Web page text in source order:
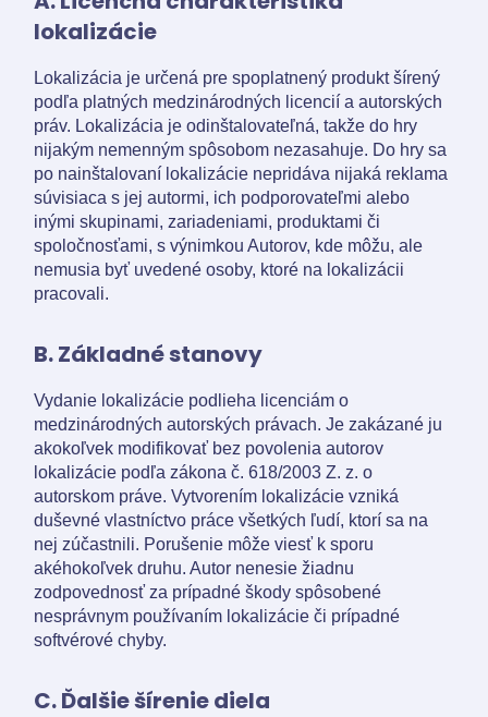
lokalizácie
Lokalizácia je určená pre spoplatnený produkt šírený
podľa platných medzinárodných licencií a autorských
práv. Lokalizácia je odinštalovateľná, takže do hry
nijakým nemenným spôsobom nezasahuje. Do hry sa
po nainštalovaní lokalizácie nepridáva nijaká reklama
súvisiaca s jej autormi, ich podporovateľmi alebo
inými skupinami, zariadeniami, produktami či
spoločnosťami, s výnimkou Autorov, kde môžu, ale
nemusia byť uvedené osoby, ktoré na lokalizácii
pracovali.
B. Základné stanovy
Vydanie lokalizácie podlieha licenciám o
medzinárodných autorských právach. Je zakázané ju
akokoľvek modifikovať bez povolenia autorov
lokalizácie podľa zákona č. 618/2003 Z. z. o
autorskom práve. Vytvorením lokalizácie vzniká
duševné vlastníctvo práce všetkých ľudí, ktorí sa na
nej zúčastnili. Porušenie môže viesť k sporu
akéhokoľvek druhu. Autor nenesie žiadnu
zodpovednosť za prípadné škody spôsobené
nesprávnym používaním lokalizácie či prípadné
softvérové chyby.
C. Ďalšie šírenie diela